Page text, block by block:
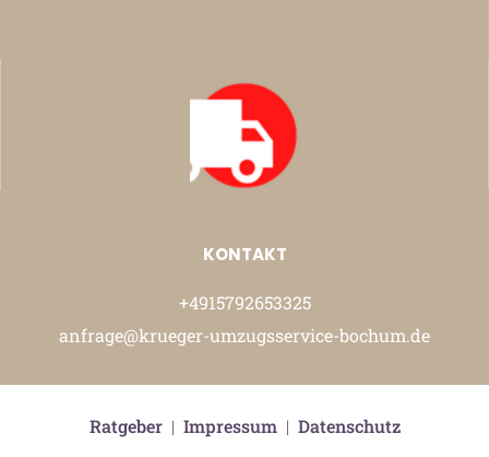
KONTAKT
+4915792653325
anfrage@krueger-umzugsservice-bochum.de
Ratgeber| Impressum| Datenschutz